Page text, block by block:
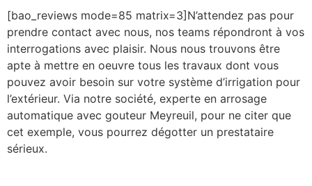
[bao_reviews mode=85 matrix=3]N’attendez pas pour
prendre contact avec nous, nos teams répondront à vos
interrogations avec plaisir. Nous nous trouvons être
apte à mettre en oeuvre tous les travaux dont vous
pouvez avoir besoin sur votre système d’irrigation pour
l’extérieur. Via notre société, experte en arrosage
automatique avec gouteur Meyreuil, pour ne citer que
cet exemple, vous pourrez dégotter un prestataire
sérieux.